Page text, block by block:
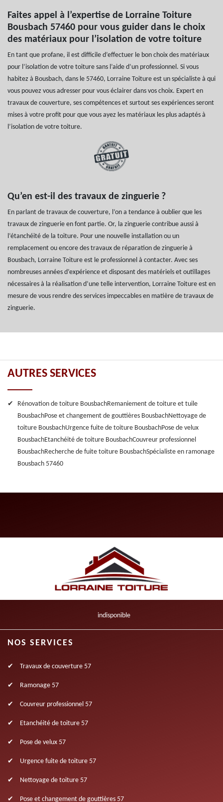
Faites appel à l’expertise de Lorraine Toiture
Bousbach 57460 pour vous guider dans le choix
des matériaux pour l’isolation de votre toiture
En tant que profane, il est difficile d’effectuer le bon choix des matériaux
pour l’isolation de votre toiture sans l’aide d’un professionnel. Si vous
habitez à Bousbach, dans le 57460, Lorraine Toiture est un spécialiste à qui
vous pouvez vous adresser pour vous éclairer dans vos choix. Expert en
travaux de couverture, ses compétences et surtout ses expériences seront
mises à votre profit pour que vous ayez les matériaux les plus adaptés à
l’isolation de votre toiture.
Qu’en est-il des travaux de zinguerie ?
En parlant de travaux de couverture, l’on a tendance à oublier que les
travaux de zinguerie en font partie. Or, la zinguerie contribue aussi à
l’étanchéité de la toiture. Pour une nouvelle installation ou un
remplacement ou encore des travaux de réparation de zinguerie à
Bousbach, Lorraine Toiture est le professionnel à contacter. Avec ses
nombreuses années d’expérience et disposant des matériels et outillages
nécessaires à la réalisation d’une telle intervention, Lorraine Toiture est en
mesure de vous rendre des services impeccables en matière de travaux de
zinguerie.
AUTRES SERVICES
Rénovation de toiture BousbachRemaniement de toiture et tuile
BousbachPose et changement de gouttières BousbachNettoyage de
toiture BousbachUrgence fuite de toiture BousbachPose de velux
BousbachEtanchéité de toiture BousbachCouvreur professionnel
BousbachRecherche de fuite toiture BousbachSpécialiste en ramonage
Bousbach 57460
indisponible
NOS SERVICES
Travaux de couverture 57
Ramonage 57
Couvreur professionnel 57
Etanchéité de toiture 57
Pose de velux 57
Urgence fuite de toiture 57
Nettoyage de toiture 57
Pose et changement de gouttières 57